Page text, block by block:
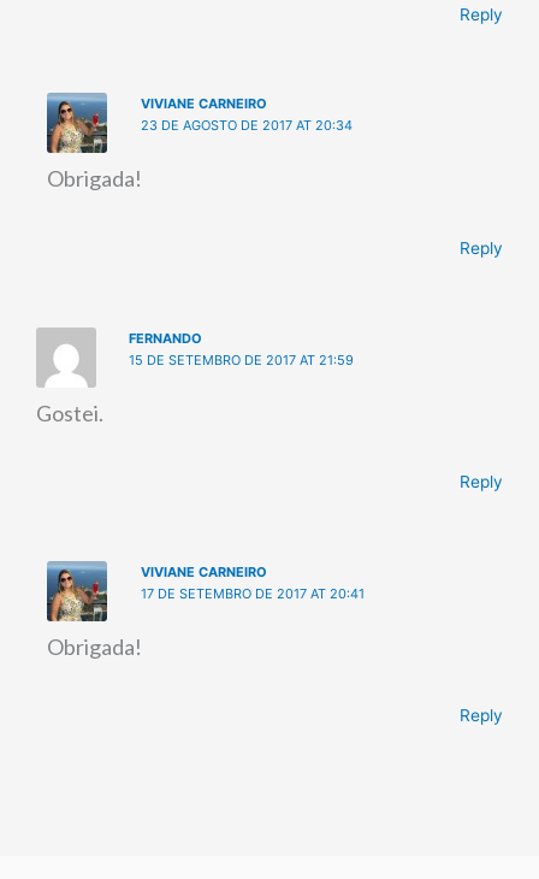
Reply
VIVIANE CARNEIRO
23 DE AGOSTO DE 2017 AT 20:34
Obrigada!
Reply
FERNANDO
15 DE SETEMBRO DE 2017 AT 21:59
Gostei.
Reply
VIVIANE CARNEIRO
17 DE SETEMBRO DE 2017 AT 20:41
Obrigada!
Reply